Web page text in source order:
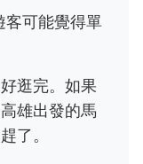
客可能覺得單
逛完。如果
雄出發的馬
了。